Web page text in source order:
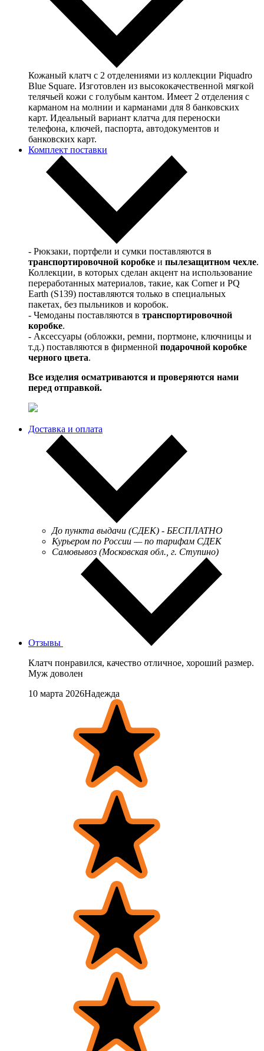
Кожаный клатч с 2 отделениями из коллекции Piquadro
Blue Square. Изготовлен из высококачественной мягкой
телячьей кожи с голубым кантом. Имеет 2 отделения с
карманом на молнии и карманами для 8 банковских
карт. Идеальный вариант клатча для переноски
телефона, ключей, паспорта, автодокументов и
банковских карт.
Комплект поставки
- Рюкзаки, портфели и сумки поставляются в
транспортировочной коробке и пылезащитном чехле.
Коллекции, в которых сделан акцент на использование
переработанных материалов, такие, как Corner и PQ
Earth (S139) поставляются только в специальных
пакетах, без пыльников и коробок.
- Чемоданы поставляются в транспортировочной
коробке.
- Аксессуары (обложки, ремни, портмоне, ключницы и
т.д.) поставляются в фирменной подарочной коробке
черного цвета.
Все изделия осматриваются и проверяются нами
перед отправкой.
Доставка и оплата
До пункта выдачи (СДЕК) - БЕСПЛАТНО
Курьером по России — по тарифам СДЕК
Самовывоз (Московская обл., г. Ступино)
Отзывы
Клатч понравился, качество отличное, хороший размер.
Муж доволен
10 марта 2026Надежда